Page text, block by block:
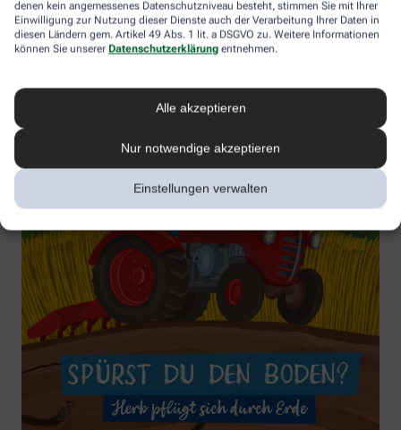
denen kein angemessenes Datenschutzniveau besteht, stimmen Sie mit Ihrer
Einwilligung zur Nutzung dieser Dienste auch der Verarbeitung Ihrer Daten in
diesen Ländern gem. Artikel 49 Abs. 1 lit. a DSGVO zu. Weitere Informationen
können Sie unserer Datenschutzerklärung entnehmen.
Alle akzeptieren
Nur notwendige akzeptieren
Einstellungen verwalten